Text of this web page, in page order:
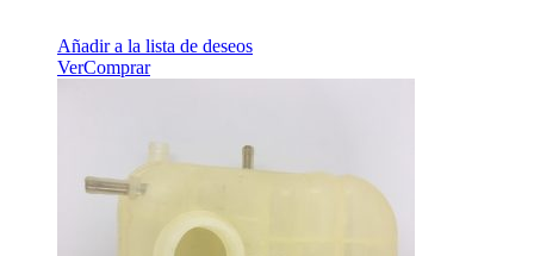
Añadir a la lista de deseos
VerComprar